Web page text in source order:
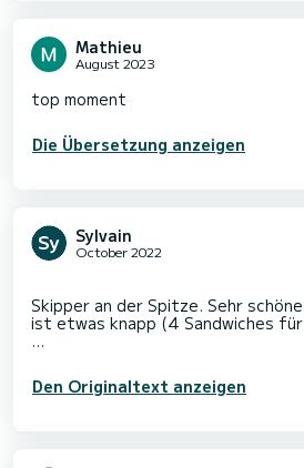
Mathieu
August 2023
top moment
Die Übersetzung anzeigen
Sylvain
October 2022
Skipper an der Spitze. Sehr
ist etwas knapp (4 Sandwiches
Den Originaltext anzeigen